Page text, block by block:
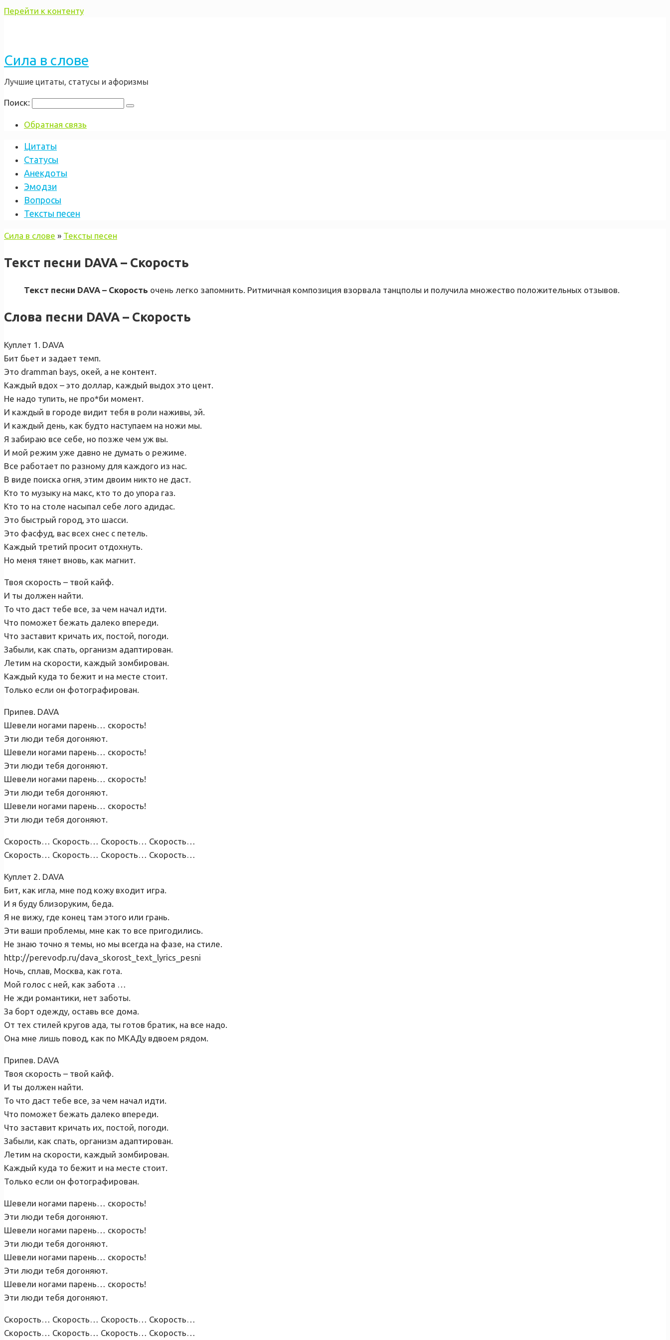
Перейти к контенту
Сила в слове
Лучшие цитаты, статусы и афоризмы
Поиск:
Обратная связь
Цитаты
Статусы
Анекдоты
Эмодзи
Вопросы
Тексты песен
Сила в слове » Тексты песен
Текст песни DAVA – Скорость
Текст песни DAVA – Скорость очень легко запомнить. Ритмичная композиция взорвала танцполы и получила множество положительных отзывов.
Слова песни DAVA – Скорость
Куплет 1. DAVA
Бит бьет и задает темп.
Это dramman bays, окей, а не контент.
Каждый вдох – это доллар, каждый выдох это цент.
Не надо тупить, не про*би момент.
И каждый в городе видит тебя в роли наживы, эй.
И каждый день, как будто наступаем на ножи мы.
Я забираю все себе, но позже чем уж вы.
И мой режим уже давно не думать о режиме.
Все работает по разному для каждого из нас.
В виде поиска огня, этим двоим никто не даст.
Кто то музыку на макс, кто то до упора газ.
Кто то на столе насыпал себе лого адидас.
Это быстрый город, это шасси.
Это фасфуд, вас всех снес с петель.
Каждый третий просит отдохнуть.
Но меня тянет вновь, как магнит.
Твоя скорость – твой кайф.
И ты должен найти.
То что даст тебе все, за чем начал идти.
Что поможет бежать далеко впереди.
Что заставит кричать их, постой, погоди.
Забыли, как спать, организм адаптирован.
Летим на скорости, каждый зомбирован.
Каждый куда то бежит и на месте стоит.
Только если он фотографирован.
Припев. DAVA
Шевели ногами парень… скорость!
Эти люди тебя догоняют.
Шевели ногами парень… скорость!
Эти люди тебя догоняют.
Шевели ногами парень… скорость!
Эти люди тебя догоняют.
Шевели ногами парень… скорость!
Эти люди тебя догоняют.
Скорость… Скорость… Скорость… Скорость…
Скорость… Скорость… Скорость… Скорость…
Куплет 2. DAVA
Бит, как игла, мне под кожу входит игра.
И я буду близоруким, беда.
Я не вижу, где конец там этого или грань.
Эти ваши проблемы, мне как то все пригодились.
Не знаю точно я темы, но мы всегда на фазе, на стиле.
http://perevodp.ru/dava_skorost_text_lyrics_pesni
Ночь, сплав, Москва, как гота.
Мой голос с ней, как забота …
Не жди романтики, нет заботы.
За борт одежду, оставь все дома.
От тех стилей кругов ада, ты готов братик, на все надо.
Она мне лишь повод, как по МКАДу вдвоем рядом.
Припев. DAVA
Твоя скорость – твой кайф.
И ты должен найти.
То что даст тебе все, за чем начал идти.
Что поможет бежать далеко впереди.
Что заставит кричать их, постой, погоди.
Забыли, как спать, организм адаптирован.
Летим на скорости, каждый зомбирован.
Каждый куда то бежит и на месте стоит.
Только если он фотографирован.
Шевели ногами парень… скорость!
Эти люди тебя догоняют.
Шевели ногами парень… скорость!
Эти люди тебя догоняют.
Шевели ногами парень… скорость!
Эти люди тебя догоняют.
Шевели ногами парень… скорость!
Эти люди тебя догоняют.
Скорость… Скорость… Скорость… Скорость…
Скорость… Скорость… Скорость… Скорость…